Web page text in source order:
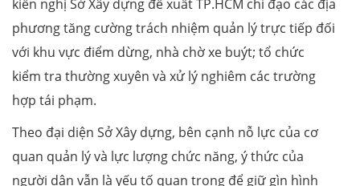
kiến nghị Sở Xây dựng đề xuất TP.HCM chỉ đạo các địa
phương tăng cường trách nhiệm quản lý trực tiếp đối
với khu vực điểm dừng, nhà chờ xe buýt; tổ chức
kiểm tra thường xuyên và xử lý nghiêm các trường
hợp tái phạm.
Theo đại diện Sở Xây dựng, bên cạnh nỗ lực của cơ
quan quản lý và lực lượng chức năng, ý thức của
người dân vẫn là yếu tố quan trọng để giữ gìn hình